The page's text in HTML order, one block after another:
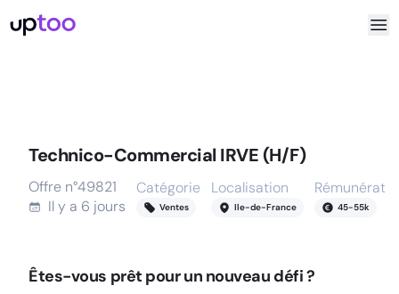
Technico-Commercial IRVE (H/F)
Offre n°49821
Il y a 6 jours
Catégorie
Ventes
Localisation
Ile-de-France 45-55k
Êtes-vous prêt pour un nouveau défi ?